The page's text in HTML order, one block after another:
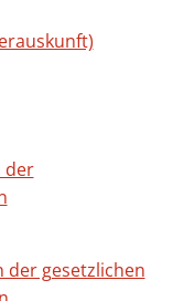
der
der gesetzlichen